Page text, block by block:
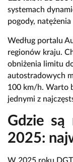
systemach
pogody,
Według portalu
regionów kraju.
obniżenia limitu
autostradowych
100 km/h. Warto
jednymi z
Gdzie są
2025:
W 2025 roku DGT